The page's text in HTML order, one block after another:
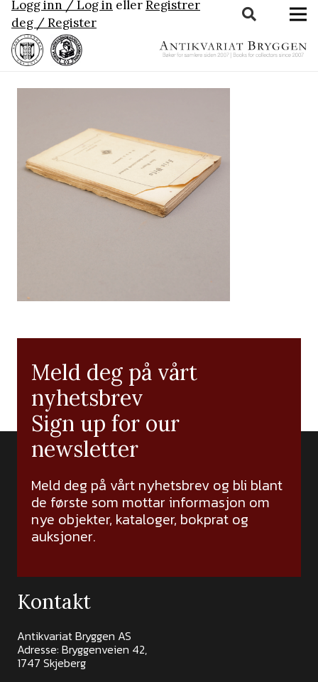
Logg inn / Log in ellerRegistrer
deg / Register
Meld deg på vårt
nyhetsbrev
Sign up for our
newsletter
Meld deg på vårt nyhetsbrev og bli blant
de første som mottar informasjon om
nye objekter, kataloger, bokprat og
auksjoner.
Kontakt
Antikvariat Bryggen AS
Adresse: Bryggenveien 42,
1747 Skjeberg